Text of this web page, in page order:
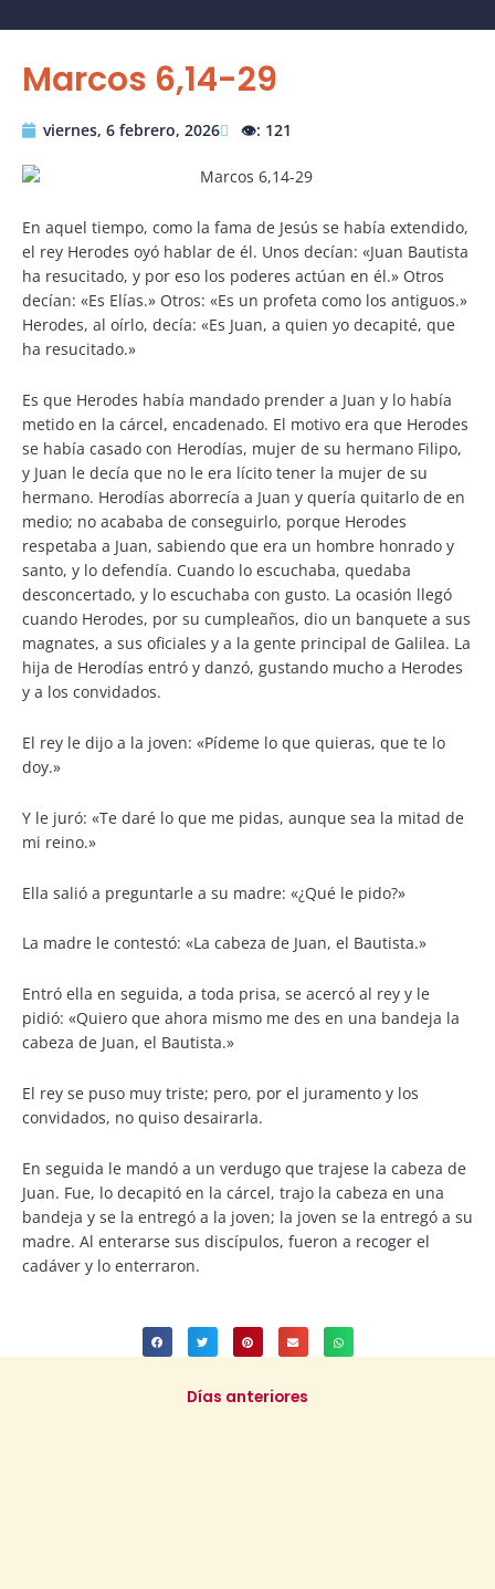
Marcos 6,14-29
viernes, 6 febrero, 2026 👁️: 121
En aquel tiempo, como la fama de Jesús se había extendido,
el rey Herodes oyó hablar de él. Unos decían: «Juan Bautista
ha resucitado, y por eso los poderes actúan en él.» Otros
decían: «Es Elías.» Otros: «Es un profeta como los antiguos.»
Herodes, al oírlo, decía: «Es Juan, a quien yo decapité, que
ha resucitado.»
Es que Herodes había mandado prender a Juan y lo había
metido en la cárcel, encadenado. El motivo era que Herodes
se había casado con Herodías, mujer de su hermano Filipo,
y Juan le decía que no le era lícito tener la mujer de su
hermano. Herodías aborrecía a Juan y quería quitarlo de en
medio; no acababa de conseguirlo, porque Herodes
respetaba a Juan, sabiendo que era un hombre honrado y
santo, y lo defendía. Cuando lo escuchaba, quedaba
desconcertado, y lo escuchaba con gusto. La ocasión llegó
cuando Herodes, por su cumpleaños, dio un banquete a sus
magnates, a sus oficiales y a la gente principal de Galilea. La
hija de Herodías entró y danzó, gustando mucho a Herodes
y a los convidados.
El rey le dijo a la joven: «Pídeme lo que quieras, que te lo
doy.»
Y le juró: «Te daré lo que me pidas, aunque sea la mitad de
mi reino.»
Ella salió a preguntarle a su madre: «¿Qué le pido?»
La madre le contestó: «La cabeza de Juan, el Bautista.»
Entró ella en seguida, a toda prisa, se acercó al rey y le
pidió: «Quiero que ahora mismo me des en una bandeja la
cabeza de Juan, el Bautista.»
El rey se puso muy triste; pero, por el juramento y los
convidados, no quiso desairarla.
En seguida le mandó a un verdugo que trajese la cabeza de
Juan. Fue, lo decapitó en la cárcel, trajo la cabeza en una
bandeja y se la entregó a la joven; la joven se la entregó a su
madre. Al enterarse sus discípulos, fueron a recoger el
cadáver y lo enterraron.
Días anteriores